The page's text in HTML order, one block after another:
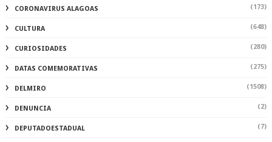
CORONAVIRUS ALAGOAS (173)
CULTURA (648)
CURIOSIDADES (280)
DATAS COMEMORATIVAS (275)
DELMIRO (1508)
DENUNCIA (2)
DEPUTADOESTADUAL (7)